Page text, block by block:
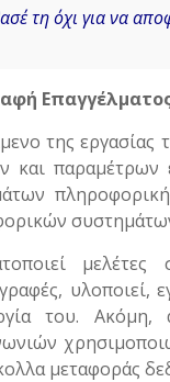
τη όχι για να
της
και παραμέτρων
υλοποιεί,
του.
μεταφοράς